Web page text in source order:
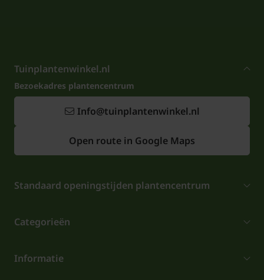
Tuinplantenwinkel.nl
Bezoekadres plantencentrum
Info@tuinplantenwinkel.nl
Open route in Google Maps
Standaard openingstijden plantencentrum
Categorieën
Informatie